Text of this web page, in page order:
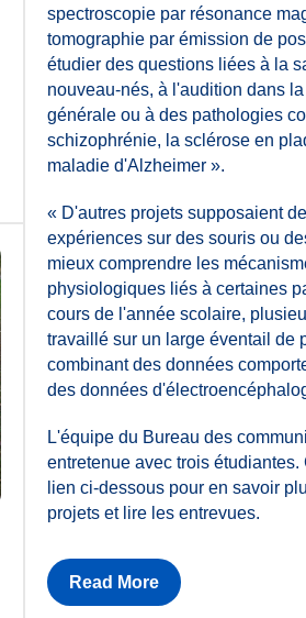
spectroscopie par résonance
tomographie par émission de
étudier des questions liées à la
nouveau-nés, à l'audition dans
générale ou à des pathologies
schizophrénie, la sclérose en
maladie d'Alzheimer ».
« D'autres projets supposaient
expériences sur des souris ou
mieux comprendre les
physiologiques liés à certaines
cours de l'année scolaire,
travaillé sur un large éventail de
combinant des données
des données
L'équipe du Bureau des
entretenue avec trois étudiantes.
lien ci-dessous pour en savoir
projets et lire les entrevues.
Read More